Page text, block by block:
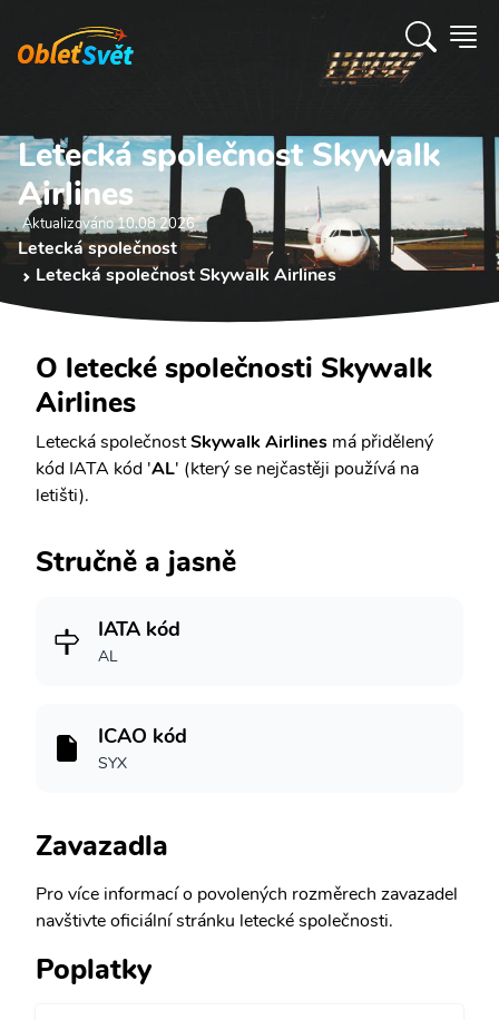
Letecká společnost Skywalk
Airlines
Aktualizováno 10.08 2026
Letecká společnost
Letecká společnost Skywalk Airlines
O letecké společnosti Skywalk
Airlines
Letecká společnostSkywalk Airlines má přidělený
kód IATA kód 'AL' (který se nejčastěji používá na
letišti).
Stručně a jasně
IATA kód
AL
ICAO kód
SYX
Zavazadla
Pro více informací o povolených rozměrech zavazadel
navštivte oficiální stránku letecké společnosti.
Poplatky